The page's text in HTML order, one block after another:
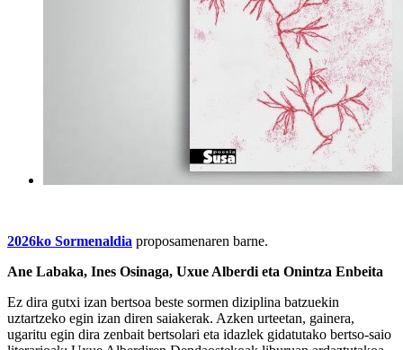
2026ko Sormenaldia proposamenaren barne.
Ane Labaka, Ines Osinaga, Uxue Alberdi eta Onintza Enbeita
Ez dira gutxi izan bertsoa beste sormen diziplina batzuekin
uztartzeko egin izan diren saiakerak. Azken urteetan, gainera,
ugaritu egin dira zenbait bertsolari eta idazlek gidatutako bertso-saio